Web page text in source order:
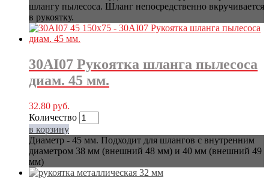
шлангу пылесоса. Шланг непосредственно вкручивается
в рукоятку.
30AI07 Рукоятка шланга пылесоса
диам. 45 мм.
32.80 руб.
Количество
в корзину
Диаметр - 45 мм. Подходит для шлангов с внутренним
диаметром 38 мм (внешний 48 мм) и 40 мм (внешний 49
мм)